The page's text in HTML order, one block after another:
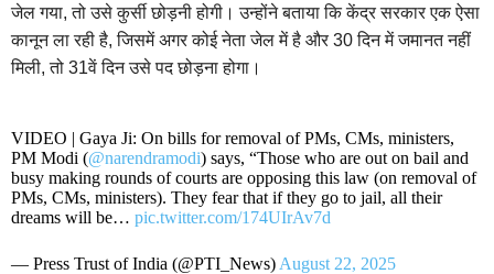
जेल गया, तो उसे कुर्सी छोड़नी होगी। उन्होंने बताया कि केंद्र सरकार एक ऐसा
कानून ला रही है, जिसमें अगर कोई नेता जेल में है और 30 दिन में जमानत नहीं
मिली, तो 31वें दिन उसे पद छोड़ना होगा।
VIDEO | Gaya Ji: On bills for removal of PMs, CMs, ministers,
PM Modi (@narendramodi) says, “Those who are out on bail and
busy making rounds of courts are opposing this law (on removal of
PMs, CMs, ministers). They fear that if they go to jail, all their
dreams will be… pic.twitter.com/174UIrAv7d
— Press Trust of India (@PTI_News) August 22, 2025